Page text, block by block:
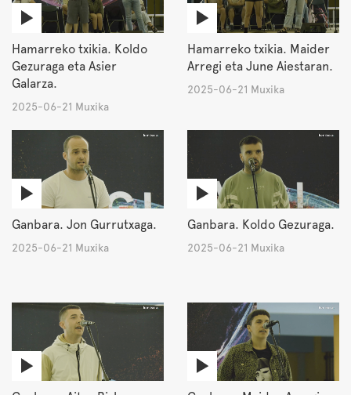
Hamarreko txikia. Koldo
Gezuraga eta Asier
Galarza.
2025-06-21 Muxika
Hamarreko txikia. Maider
Arregi eta June Aiestaran.
2025-06-21 Muxika
Ganbara. Jon Gurrutxaga.
2025-06-21 Muxika
Ganbara. Koldo Gezuraga.
2025-06-21 Muxika